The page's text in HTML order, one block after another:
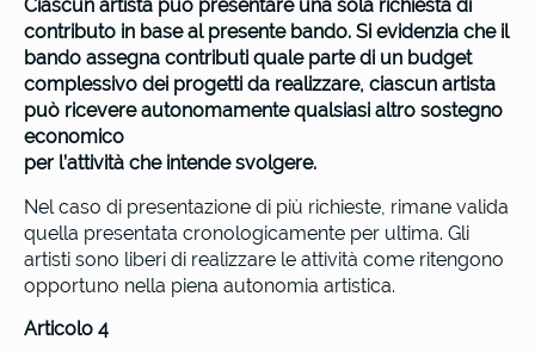
Ciascun artista può presentare una sola richiesta di
contributo in base al presente bando. Si evidenzia che il
bando assegna contributi quale parte di un budget
complessivo dei progetti da realizzare, ciascun artista
può ricevere autonomamente qualsiasi altro sostegno
economico
per l’attività che intende svolgere.
Nel caso di presentazione di più richieste, rimane valida
quella presentata cronologicamente per ultima. Gli
artisti sono liberi di realizzare le attività come ritengono
opportuno nella piena autonomia artistica.
Articolo 4